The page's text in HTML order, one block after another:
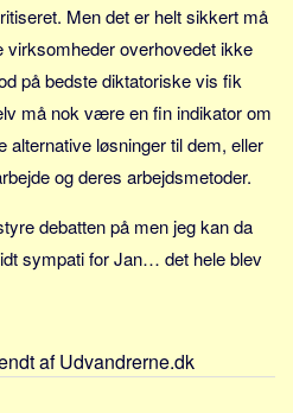
Men det er helt sikkert må
virksomheder overhovedet ikke
på bedste diktatoriske vis fik
må nok være en fin indikator om
alternative løsninger til dem, eller
og deres arbejdsmetoder.
debatten på men jeg kan da
sympati for Jan… det hele blev
af Udvandrerne.dk